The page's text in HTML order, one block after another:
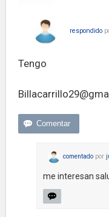
respondido
Tengo
comentado por
me interesan